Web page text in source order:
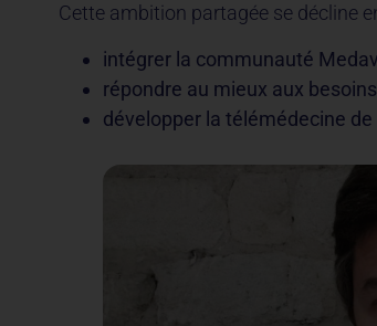
Cette ambition partagée se décline
intégrer la communauté
répondre au mieux aux
développer la télémédecine